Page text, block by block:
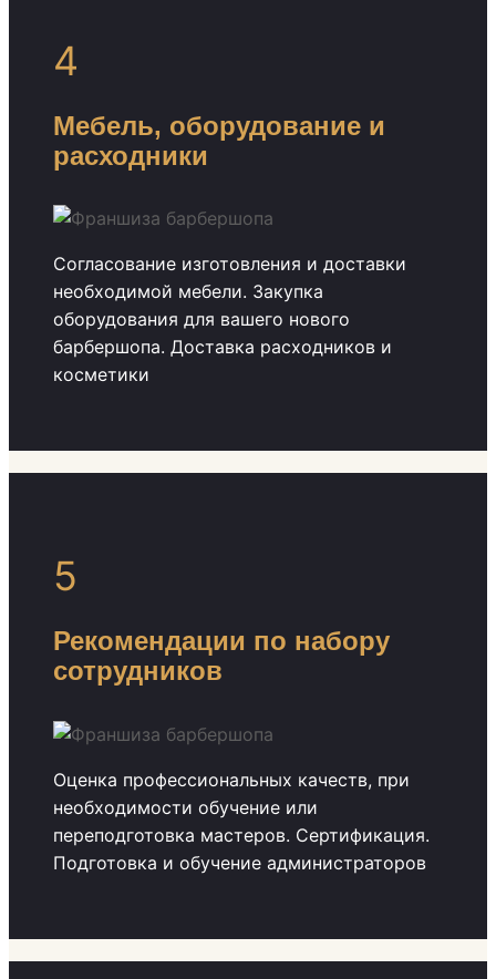
4
Мебель, оборудование и
расходники
Согласование изготовления и доставки
необходимой мебели. Закупка
оборудования для вашего нового
барбершопа. Доставка расходников и
косметики
5
Рекомендации по набору
сотрудников
Оценка профессиональных качеств, при
необходимости обучение или
переподготовка мастеров. Сертификация.
Подготовка и обучение администраторов